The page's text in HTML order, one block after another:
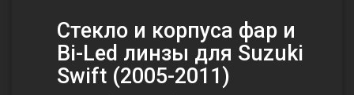
Стекло и корпуса фар и
Bi-Led линзы для Suzuki
Swift (2005-2011)